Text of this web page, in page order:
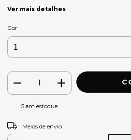
Ver mais detalhes
Cor
5em estoque
Entregas para o CEP:
Meios de envio